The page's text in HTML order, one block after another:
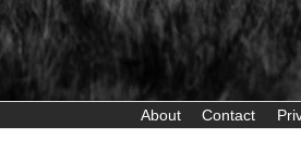
About Contact